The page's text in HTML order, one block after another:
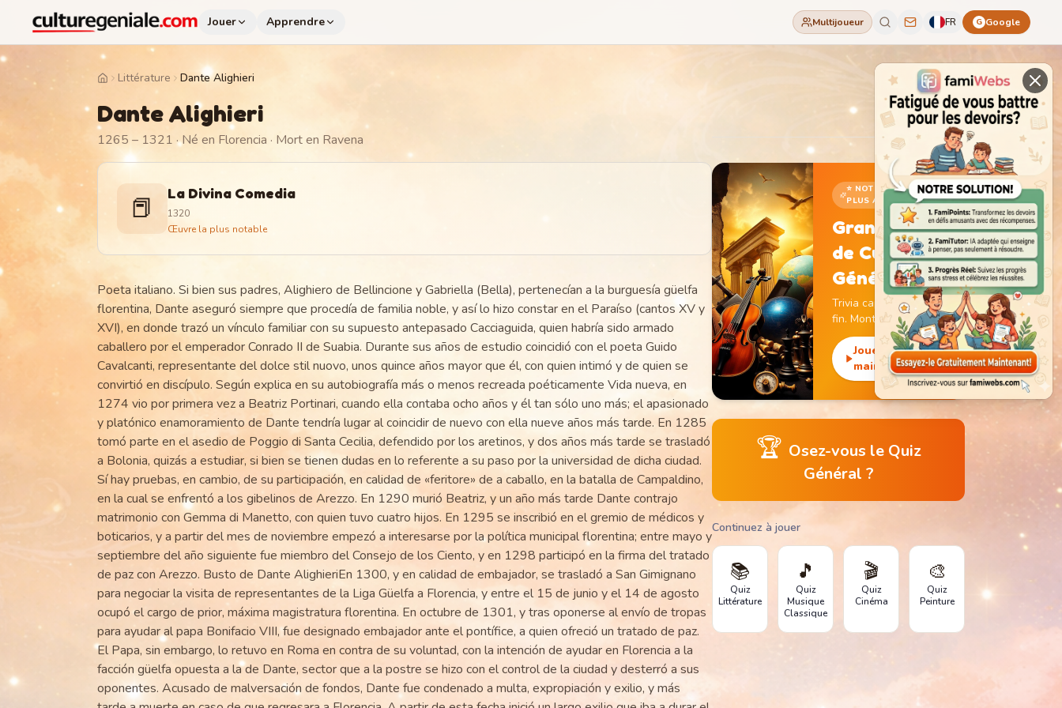
Jouer Apprendre Multijoueur FR G Google
HomeLittérature Dante Alighieri
Dante Alighieri
1265 – 1321 · Né en Florencia · Mort en Ravena
📕 La Divina Comedia
1320
Œuvre la plus notable
Poeta italiano. Si bien sus padres, Alighiero de Bellincione y Gabriella (Bella), pertenecían a la burguesía güelfa
florentina, Dante aseguró siempre que procedía de familia noble, y así lo hizo constar en el Paraíso (cantos XV y
XVI), en donde trazó un vínculo familiar con su supuesto antepasado Cacciaguida, quien habría sido armado
caballero por el emperador Conrado II de Suabia. Durante sus años de estudio coincidió con el poeta Guido
Cavalcanti, representante del dolce stil nuovo, unos quince años mayor que él, con quien intimó y de quien se
convirtió en discípulo. Según explica en su autobiografía más o menos recreada poéticamente Vida nueva, en
1274 vio por primera vez a Beatriz Portinari, cuando ella contaba ocho años y él tan sólo uno más; el apasionado
y platónico enamoramiento de Dante tendría lugar al coincidir de nuevo con ella nueve años más tarde. En 1285
tomó parte en el asedio de Poggio di Santa Cecilia, defendido por los aretinos, y dos años más tarde se trasladó
a Bolonia, quizás a estudiar, si bien se tienen dudas en lo referente a su paso por la universidad de dicha ciudad.
Sí hay pruebas, en cambio, de su participación, en calidad de «feritore» de a caballo, en la batalla de Campaldino,
en la cual se enfrentó a los gibelinos de Arezzo. En 1290 murió Beatriz, y un año más tarde Dante contrajo
matrimonio con Gemma di Manetto, con quien tuvo cuatro hijos. En 1295 se inscribió en el gremio de médicos y
boticarios, y a partir del mes de noviembre empezó a interesarse por la política municipal florentina; entre mayo y
septiembre del año siguiente fue miembro del Consejo de los Ciento, y en 1298 participó en la firma del tratado
de paz con Arezzo. Busto de Dante AlighieriEn 1300, y en calidad de embajador, se trasladó a San Gimignano
para negociar la visita de representantes de la Liga Güelfa a Florencia, y entre el 15 de junio y el 14 de agosto
ocupó el cargo de prior, máxima magistratura florentina. En octubre de 1301, y tras oponerse al envío de tropas
para ayudar al papa Bonifacio VIII, fue designado embajador ante el pontífice, a quien ofreció un tratado de paz.
El Papa, sin embargo, lo retuvo en Roma en contra de su voluntad, con la intención de ayudar en Florencia a la
facción güelfa opuesta a la de Dante, sector que a la postre se hizo con el control de la ciudad y desterró a sus
oponentes. Acusado de malversación de fondos, Dante fue condenado a multa, expropiación y exilio, y más
⭐ NOTRE JEU LE
PLUS ADDICTIF
Grand Jeu
de Culture
Générale
Trivia captivant sans
fin. Monte de niveau,
gagne des pièces et
débloque des
monuments
emblématiques.
Jouer
maintenant
🏆 Osez-vous le Quiz
Général ?
Continuez à jouer
📚
Quiz
Littérature
🎵
Quiz
Musique
Classique
🎬
Quiz
Cinéma
🎨
Quiz
Peinture